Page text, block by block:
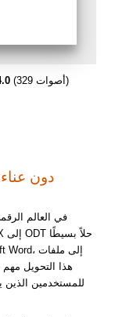
(329 أصوات)
في العالم
للمستخدمين الذين